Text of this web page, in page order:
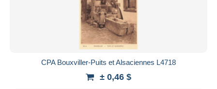
CPA Bouxviller-Puits et Alsaciennes L4718
± 0,46 $